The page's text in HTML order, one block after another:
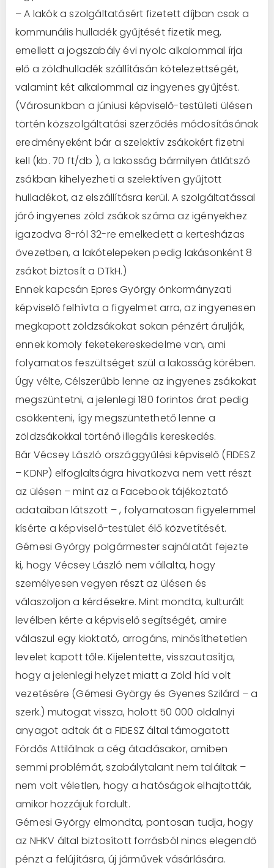
– A lakók a szolgáltatásért fizetett díjban csak a
kommunális hulladék gyűjtését fizetik meg,
emellett a jogszabály évi nyolc alkalommal írja
elő a zöldhulladék szállításán kötelezettségét,
valamint két alkalommal az ingyenes gyűjtést.
(Városunkban a júniusi képviselő-testületi ülésen
történ közszolgáltatási szerződés módosításának
eredményeként bár a szelektív zsákokért fizetni
kell (kb. 70 ft/db ), a lakosság bármilyen átlátszó
zsákban kihelyezheti a szelektíven gyűjtött
hulladékot, az elszállításra kerül. A szolgáltatással
járó ingyenes zöld zsákok száma az igényekhez
igazodva 8-ról 32-re emelkedett a kertesházas
övezetben, a lakótelepeken pedig lakásonként 8
zsákot biztosít a DTkH.)
Ennek kapcsán Epres György önkormányzati
képviselő felhívta a figyelmet arra, az ingyenesen
megkapott zöldzsákokat sokan pénzért árulják,
ennek komoly feketekereskedelme van, ami
folyamatos feszültséget szül a lakosság körében.
Úgy vélte, Célszerűbb lenne az ingyenes zsákokat
megszüntetni, a jelenlegi 180 forintos árat pedig
csökkenteni, így megszüntethető lenne a
zöldzsákokkal történő illegális kereskedés.
Bár Vécsey László országgyűlési képviselő (FIDESZ
– KDNP) elfoglaltságra hivatkozva nem vett részt
az ülésen – mint az a Facebook tájékoztató
adataiban látszott – , folyamatosan figyelemmel
kísérte a képviselő-testület élő közvetítését.
Gémesi György polgármester sajnálatát fejezte
ki, hogy Vécsey László nem vállalta, hogy
személyesen vegyen részt az ülésen és
válaszoljon a kérdésekre. Mint mondta, kulturált
levélben kérte a képviselő segítségét, amire
válaszul egy kioktató, arrogáns, minősíthetetlen
levelet kapott tőle. Kijelentette, visszautasítja,
hogy a jelenlegi helyzet miatt a Zöld híd volt
vezetésére (Gémesi György és Gyenes Szilárd – a
szerk.) mutogat vissza, holott 50 000 oldalnyi
anyagot adtak át a FIDESZ által támogatott
Fördős Attilálnak a cég átadásakor, amiben
semmi problémát, szabálytalant nem találtak –
nem volt véletlen, hogy a hatóságok elhajtották,
amikor hozzájuk fordult.
Gémesi György elmondta, pontosan tudja, hogy
az NHKV által biztosított forrásból nincs elegendő
pénzt a felújításra, új járművek vásárlására.